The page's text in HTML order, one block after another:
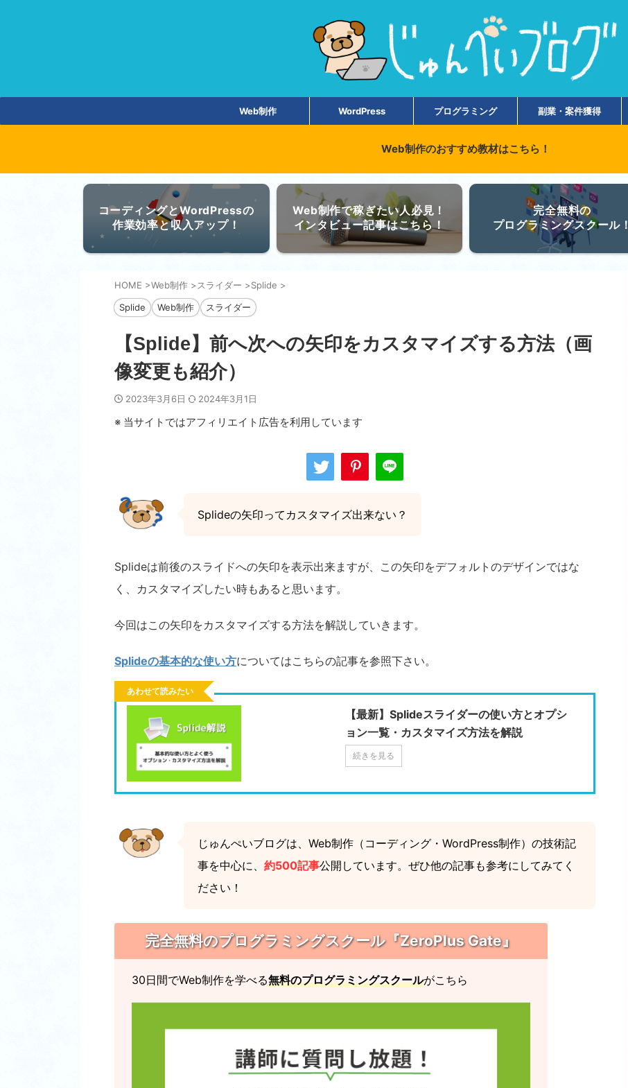
Web制作 WordPress プログラミング 副業・案件獲得
Web制作のおすすめ教材はこちら！
コーディングとWordPressの
作業効率と収入アップ！
Web制作で稼ぎたい人必見！
インタビュー記事はこちら！
完全無料の
プログラミングスクール！
HOME >Web制作 >スライダー >Splide >
Splide
Web制作 スライダー
【Splide】前へ次への矢印をカスタマイズする方法（画
像変更も紹介）
2023年3月6日 2024年3月1日
※ 当サイトではアフィリエイト広告を利用しています
Splideの矢印ってカスタマイズ出来ない？
Splideは前後のスライドへの矢印を表示出来ますが、この矢印をデフォルトのデザインではな
く、カスタマイズしたい時もあると思います。
今回はこの矢印をカスタマイズする方法を解説していきます。
Splideの基本的な使い方についてはこちらの記事を参照下さい。
あわせて読みたい
【最新】Splideスライダーの使い方とオプシ
ョン一覧・カスタマイズ方法を解説
続きを見る
じゅんぺいブログは、Web制作（コーディング・WordPress制作）の技術記
事を中心に、 約500記事公開しています。ぜひ他の記事も参考にしてみてく
ださい！
完全無料のプログラミングスクール『ZeroPlus Gate』
30日間でWeb制作を学べる無料のプログラミングスクールがこちら